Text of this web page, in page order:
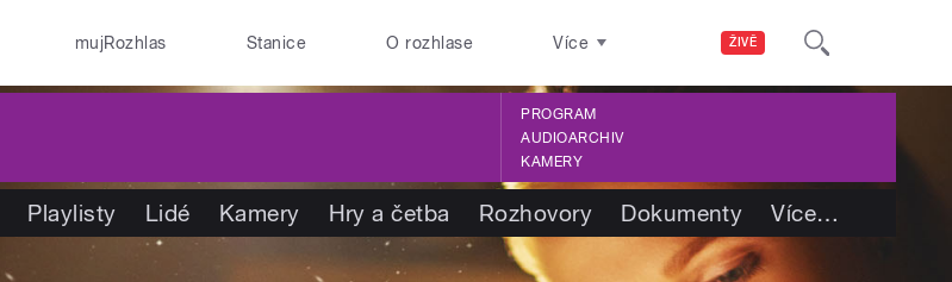
ŽIVĚ
mujRozhlas Stanice O rozhlase Více
PROGRAM
AUDIOARCHIV
KAMERY
Playlisty Lidé Kamery Hry a četba Rozhovory Dokumenty Více…